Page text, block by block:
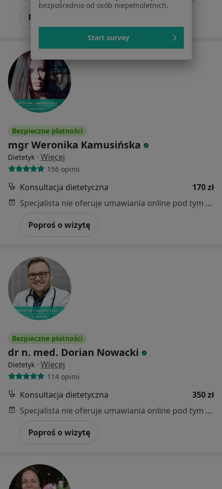
Poproś o wizytę
Bezpieczne płatności
mgr Weronika Kamusińska
Dietetyk · Więcej
156 opinii
Konsultacja dietetyczna
170 zł
Specjalista nie oferuje umawiania online pod tym adresem.
Poproś o wizytę
Bezpieczne płatności
dr n. med. Dorian Nowacki
Dietetyk · Więcej
114 opinii
Konsultacja dietetyczna
350 zł
Specjalista nie oferuje umawiania online pod tym adresem.
Poproś o wizytę
bezpośrednio od osób niepełnoletnich.
Start survey